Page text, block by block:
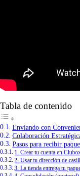
Tabla de contenido
Enviando con
Colaboración
Pasos para recibir
1. Crear tu cuenta en
2. Usar tu dirección de
3. La tienda entrega tu